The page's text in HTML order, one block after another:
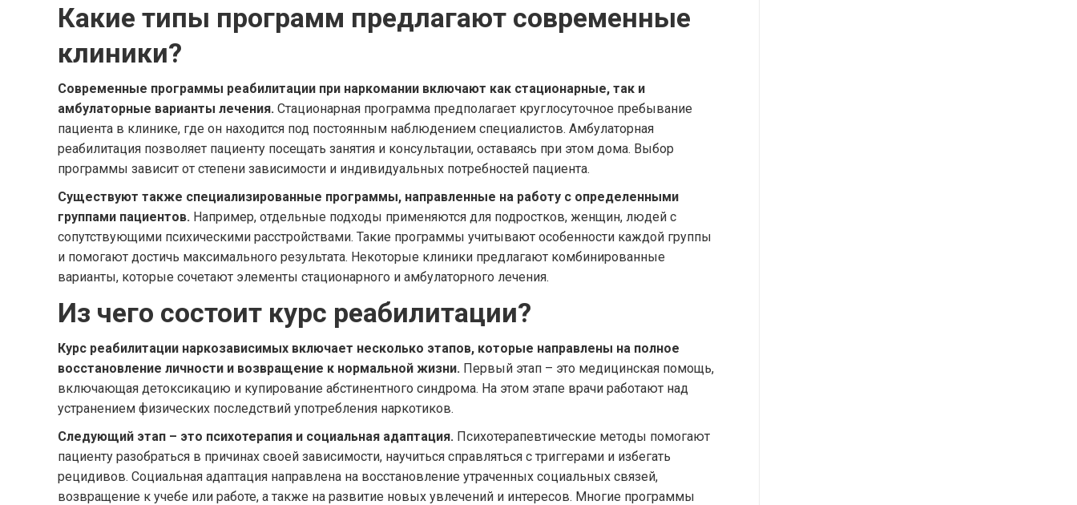
Какие типы программ предлагают современные
клиники?
Современные программы реабилитации при наркомании включают как стационарные, так и
амбулаторные варианты лечения. Стационарная программа предполагает круглосуточное пребывание
пациента в клинике, где он находится под постоянным наблюдением специалистов. Амбулаторная
реабилитация позволяет пациенту посещать занятия и консультации, оставаясь при этом дома. Выбор
программы зависит от степени зависимости и индивидуальных потребностей пациента.
Существуют также специализированные программы, направленные на работу с определенными
группами пациентов. Например, отдельные подходы применяются для подростков, женщин, людей с
сопутствующими психическими расстройствами. Такие программы учитывают особенности каждой группы
и помогают достичь максимального результата. Некоторые клиники предлагают комбинированные
варианты, которые сочетают элементы стационарного и амбулаторного лечения.
Из чего состоит курс реабилитации?
Курс реабилитации наркозависимых включает несколько этапов, которые направлены на полное
восстановление личности и возвращение к нормальной жизни. Первый этап – это медицинская помощь,
включающая детоксикацию и купирование абстинентного синдрома. На этом этапе врачи работают над
устранением физических последствий употребления наркотиков.
Следующий этап – это психотерапия и социальная адаптация. Психотерапевтические методы помогают
пациенту разобраться в причинах своей зависимости, научиться справляться с триггерами и избегать
рецидивов. Социальная адаптация направлена на восстановление утраченных социальных связей,
возвращение к учебе или работе, а также на развитие новых увлечений и интересов. Многие программы